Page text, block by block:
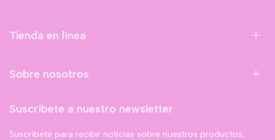
Tienda en línea
Sobre nosotros
Suscríbete a nuestro newsletter
Suscríbete para recibir noticias sobre nuestros productos,